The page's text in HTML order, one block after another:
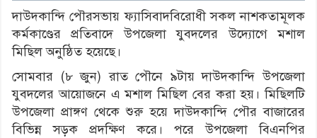
দাউদকান্দি পৌরসভায় ফ্যাসিবাদবিরোধী সকল নাশকতামূলক
কর্মকাণ্ডের প্রতিবাদে উপজেলা যুবদলের উদ্যোগে মশাল
মিছিল অনুষ্ঠিত হয়েছে।
সোমবার (৮ জুন) রাত পৌনে ৯টায় দাউদকান্দি উপজেলা
যুবদলের আয়োজনে এ মশাল মিছিল বের করা হয়। মিছিলটি
উপজেলা প্রাঙ্গণ থেকে শুরু হয়ে দাউদকান্দি পৌর বাজারের
বিভিন্ন সড়ক প্রদক্ষিণ করে। পরে উপজেলা বিএনপির